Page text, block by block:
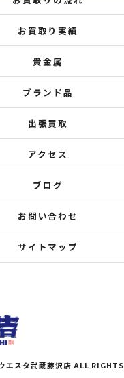
お買取り実績
貴金属
ブランド品
出張買取
アクセス
ブログ
お問い合わせ
サイトマップ
エスタ武蔵藤沢店 ALL RIGHTS